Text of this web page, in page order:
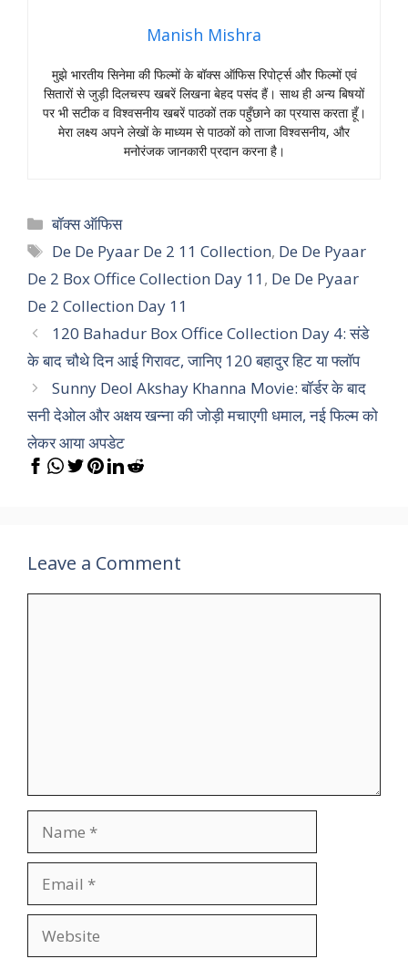
Manish Mishra
मुझे भारतीय सिनेमा की फिल्मों के बॉक्स ऑफिस रिपोर्ट्स और फिल्मों एवं
सितारों से जुड़ी दिलचस्प खबरें लिखना बेहद पसंद हैं। साथ ही अन्य बिषयों
पर भी सटीक व विश्वसनीय खबरें पाठकों तक पहुँछाने का प्रयास करता हूँ।
मेरा लक्ष्य अपने लेखों के माध्यम से पाठकों को ताजा विश्वसनीय, और
मनोरंजक जानकारी प्रदान करना है।
Categories
बॉक्स ऑफिस
Tags
De De Pyaar De 2 11 Collection, De De Pyaar
De 2 Box Office Collection Day 11, De De Pyaar
De 2 Collection Day 11
120 Bahadur Box Office Collection Day 4: संडे
के बाद चौथे दिन आई गिरावट, जानिए 120 बहादुर हिट या फ्लॉप
Sunny Deol Akshay Khanna Movie: बॉर्डर के बाद
सनी देओल और अक्षय खन्ना की जोड़ी मचाएगी धमाल, नई फिल्म को
लेकर आया अपडेट
Leave a Comment